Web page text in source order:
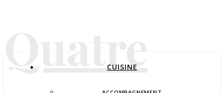
CUISINE